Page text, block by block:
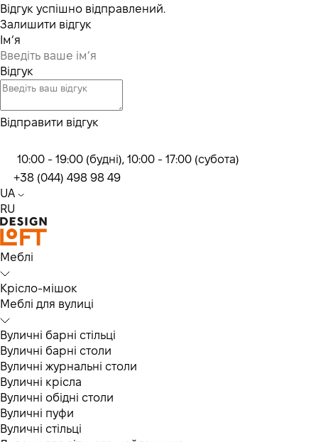
Відгук успішно відправлений.
Залишити відгук
Ім’я
Відгук
Відправити відгук
10:00 - 19:00 (будні), 10:00 - 17:00 (субота)
+38 (044) 498 98 49
UA
RU
Меблі
Крісло-мішок
Меблі для вулиці
Вуличні барні стільці
Вуличні барні столи
Вуличні журнальні столи
Вуличні крісла
Вуличні обідні столи
Вуличні пуфи
Вуличні стільці